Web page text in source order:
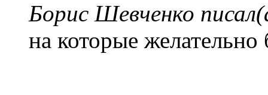
Борис Шевченко
на которые